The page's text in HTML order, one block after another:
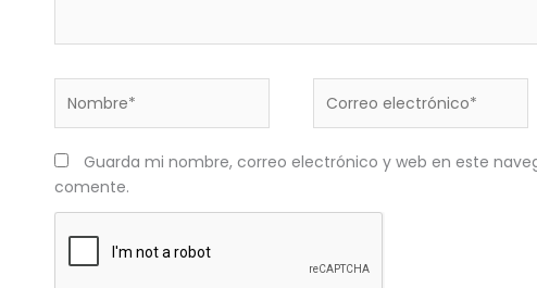
electrónico*
Guarda mi nombre, correo electrónico y web en este
comente.